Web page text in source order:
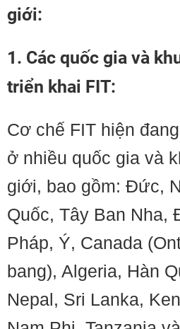
giới:
1. Các quốc gia và
triển khai FIT:
Cơ chế FIT hiện
ở nhiều quốc gia và
giới, bao gồm: Đức,
Quốc, Tây Ban Nha,
Pháp, Ý, Canada
bang), Algeria, Hàn
Nepal, Sri Lanka,